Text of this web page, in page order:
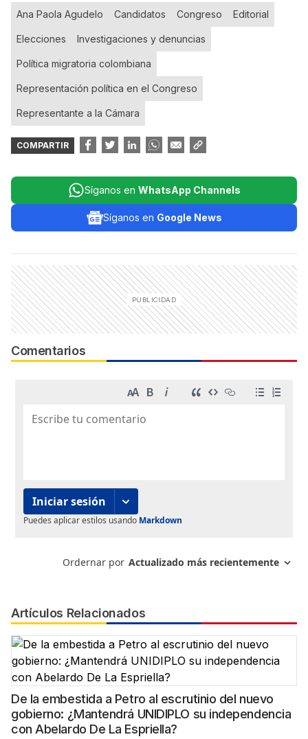
Ana Paola Agudelo Candidatos Congreso Editorial
Elecciones Investigaciones y denuncias
Política migratoria colombiana
Representación política en el Congreso
Representante a la Cámara
COMPARTIR
Síganos en WhatsApp Channels
Síganos en Google News
Comentarios
Artículos Relacionados
De la embestida a Petro al escrutinio del nuevo
gobierno: ¿Mantendrá UNIDIPLO su independencia
con Abelardo De La Espriella?